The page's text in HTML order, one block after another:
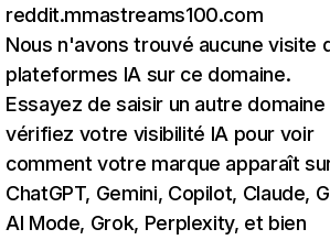
reddit.mmastreams100.com
Nous n'avons trouvé aucune visite
plateformes IA sur ce domaine.
Essayez de saisir un autre domaine
vérifiez votre visibilité IA pour voir
comment votre marque apparaît
ChatGPT, Gemini, Copilot, Claude,
AI Mode, Grok, Perplexity, et bien